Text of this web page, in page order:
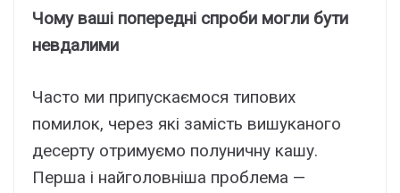
Чому ваші попередні спроби могли бути
невдалими
Часто ми припускаємося типових
помилок, через які замість вишуканого
десерту отримуємо полуничну кашу.
Перша і найголовніша проблема —